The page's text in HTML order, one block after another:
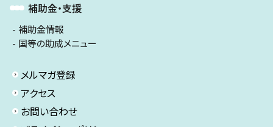
補助金・支援
補助金情報
国等の助成メニュー
メルマガ登録
アクセス
お問い合わせ